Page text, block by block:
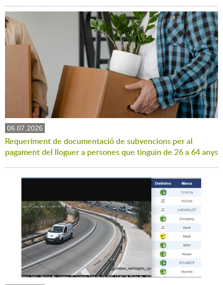
06.07.2026
Requeriment de documentació de subvencions per al
pagament del lloguer a persones que tinguin de 26 a 64 anys